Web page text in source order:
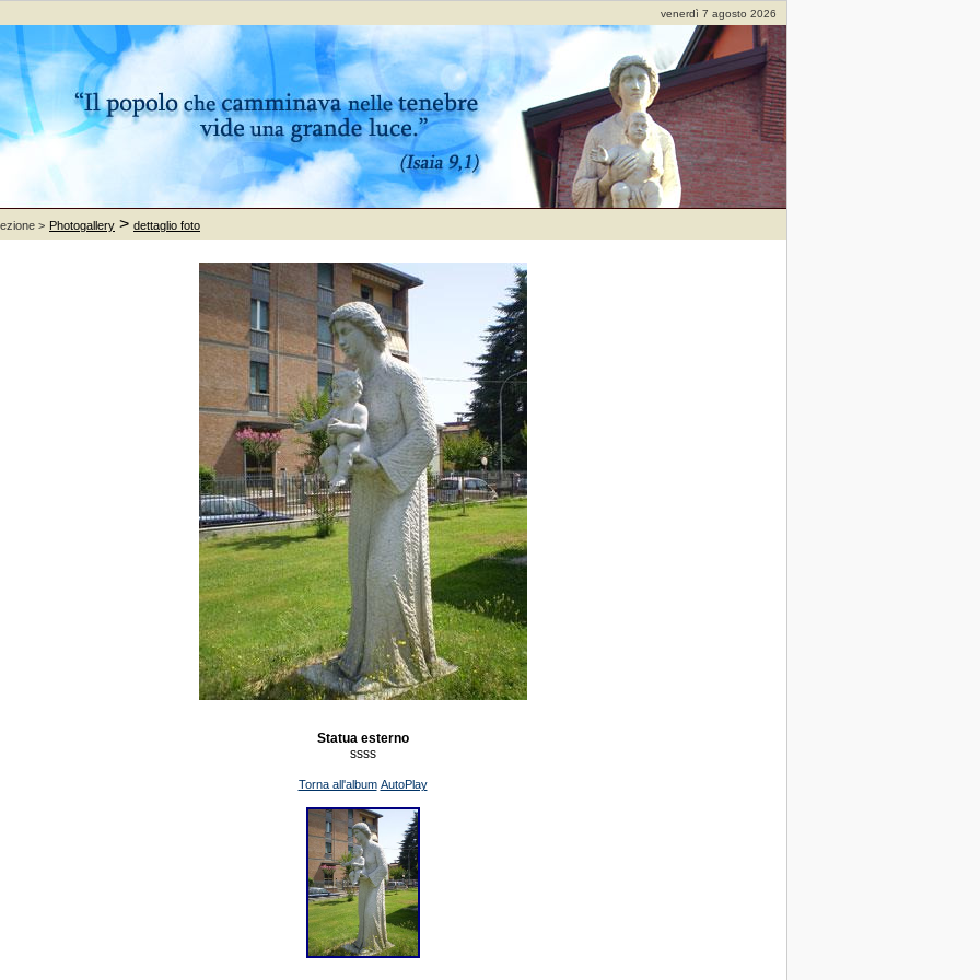
venerdì 7 agosto 2026
> Photogallery > dettaglio foto
Statua esterno
ssss
Torna all'album AutoPlay